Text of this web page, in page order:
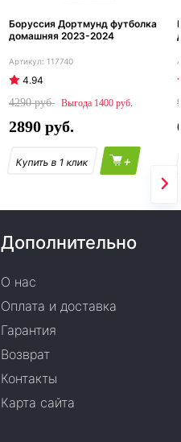
Боруссия Дортмунд футболка
домашняя 2023-2024
117740
4.94
4290
1400
2890
+
Дополнительно
О нас
Оплата и доставка
Гарантия
Возврат
Контакты
Карта сайта